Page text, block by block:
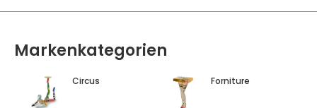
Markenkategorien
Circus Forniture